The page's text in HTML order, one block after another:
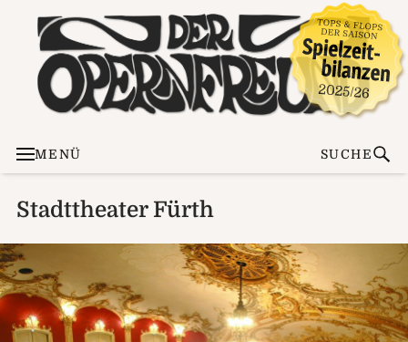
MENÜ SUCHE
Stadttheater Fürth